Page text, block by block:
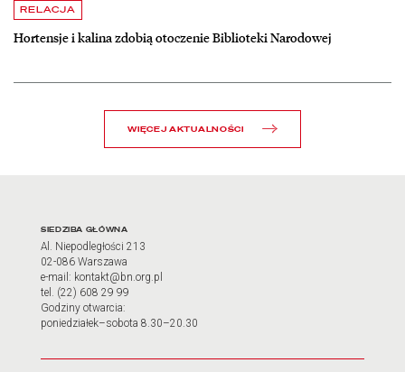
RELACJA
Hortensje i kalina zdobią otoczenie Biblioteki Narodowej
czytaj więcej o Hortensje i kalina zdobią otoczenie Biblioteki
WIĘCEJ AKTUALNOŚCI
Adres oraz godziny
SIEDZIBA GŁÓWNA
Al. Niepodległości 213
02-086 Warszawa
e-mail: kontakt@bn.org.pl
tel. (22) 608 29 99
Godziny otwarcia:
poniedziałek–sobota 8.30–20.30